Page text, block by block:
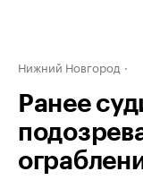
Нижний Новгород
Ранее